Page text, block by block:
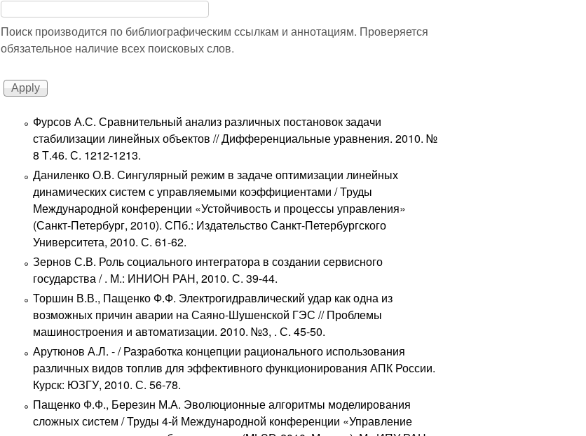
Поиск производится по библиографическим ссылкам и аннотациям. Проверяется
обязательное наличие всех поисковых слов.
Фурсов А.С. Сравнительный анализ различных постановок задачи
стабилизации линейных объектов // Дифференциальные уравнения. 2010. №
8 Т.46. С. 1212-1213.
Даниленко О.В. Сингулярный режим в задаче оптимизации линейных
динамических систем с управляемыми коэффициентами / Труды
Международной конференции «Устойчивость и процессы управления»
(Санкт-Петербург, 2010). СПб.: Издательство Санкт-Петербургского
Университета, 2010. С. 61-62.
Зернов С.В. Роль социального интегратора в создании сервисного
государства / . М.: ИНИОН РАН, 2010. С. 39-44.
Торшин В.В., Пащенко Ф.Ф. Электрогидравлический удар как одна из
возможных причин аварии на Саяно-Шушенской ГЭС // Проблемы
машиностроения и автоматизации. 2010. №3, . С. 45-50.
Арутюнов А.Л. - / Разработка концепции рационального использования
различных видов топлив для эффективного функционирования АПК России.
Курск: ЮЗГУ, 2010. С. 56-78.
Пащенко Ф.Ф., Березин М.А. Эволюционные алгоритмы моделирования
сложных систем / Труды 4-й Международной конференции «Управление